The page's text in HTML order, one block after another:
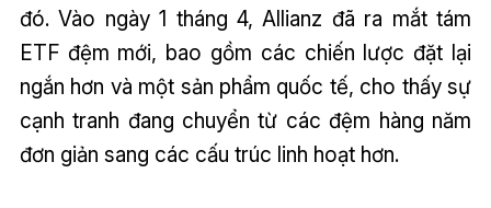
đó. Vào ngày 1 tháng 4, Allianz đã ra mắt tám
ETF đệm mới, bao gồm các chiến lược đặt lại
ngắn hơn và một sản phẩm quốc tế, cho thấy sự
cạnh tranh đang chuyển từ các đệm hàng năm
đơn giản sang các cấu trúc linh hoạt hơn.